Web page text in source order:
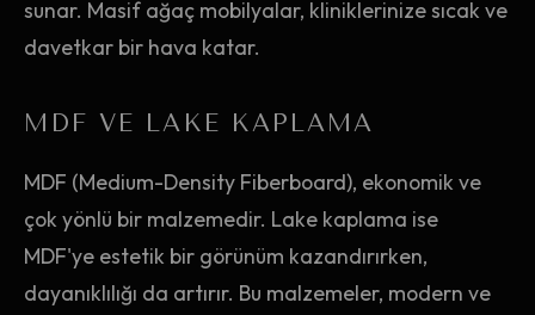
sunar. Masif ağaç mobilyalar, kliniklerinize sıcak ve
davetkar bir hava katar.
MDF VE LAKE KAPLAMA
MDF (Medium-Density Fiberboard), ekonomik ve
çok yönlü bir malzemedir. Lake kaplama ise
MDF'ye estetik bir görünüm kazandırırken,
dayanıklılığı da artırır. Bu malzemeler, modern ve